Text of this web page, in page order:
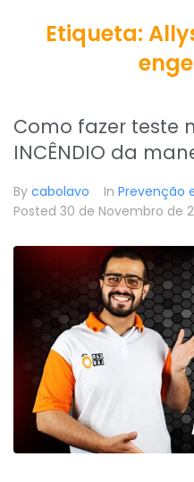
Etiqueta:
Como fazer teste
INCÊNDIO da
By cabolavo In Prevenção
Posted 30 de Novembro de